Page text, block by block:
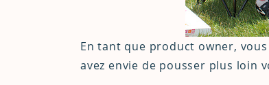
En tant que product owner, vous
avez envie de pousser plus loin